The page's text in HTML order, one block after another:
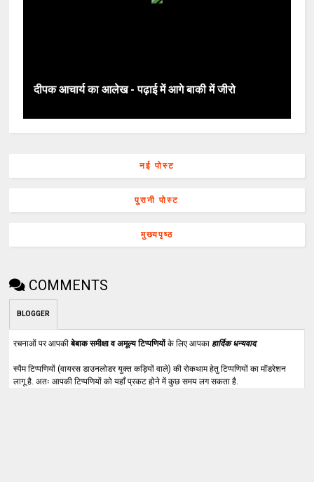
दीपक आचार्य का आलेख - पढ़ाई में आगे बाकी में जीरो
नई पोस्ट
पुरानी पोस्ट
मुख्यपृष्ठ
COMMENTS
BLOGGER
रचनाओं पर आपकीबेबाक समीक्षा व अमूल्य टिप्पणियोंके लिए आपका हार्दिक धन्यवाद.
स्पैम टिप्पणियों (वायरस डाउनलोडर युक्त कड़ियों वाले) की रोकथाम हेतु टिप्पणियों का मॉडरेशन
लागू है. अतः आपकी टिप्पणियों को यहाँ प्रकट होने में कुछ समय लग सकता है.